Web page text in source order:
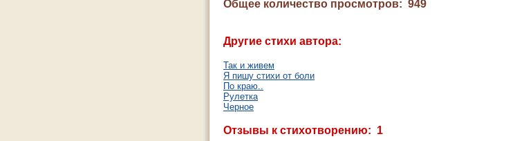
Общее количество просмотров: 949
Другие стихи автора:
Так и живем
Я пишу стихи от боли
По краю..
Рулетка
Черное
Отзывы к стихотворению: 1